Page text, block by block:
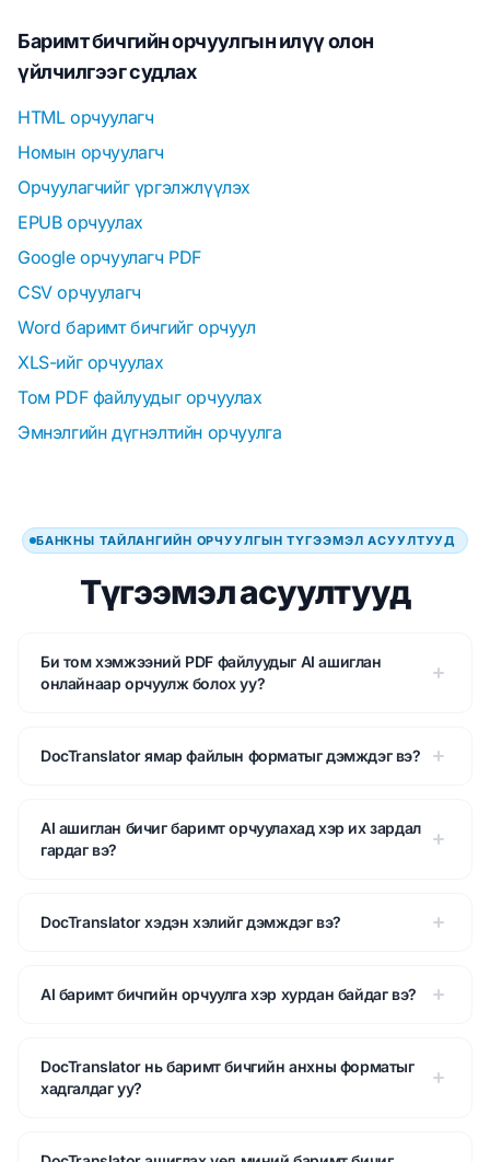
Баримт бичгийн орчуулгын илүү олон
үйлчилгээг судлах
HTML орчуулагч
Номын орчуулагч
Орчуулагчийг үргэлжлүүлэх
EPUB орчуулах
Google орчуулагч PDF
CSV орчуулагч
Word баримт бичгийг орчуул
XLS-ийг орчуулах
Том PDF файлуудыг орчуулах
Эмнэлгийн дүгнэлтийн орчуулга
БАНКНЫ ТАЙЛАНГИЙН ОРЧУУЛГЫН ТҮГЭЭМЭЛ АСУУЛТУУД
Түгээмэл асуултууд
Би том хэмжээний PDF файлуудыг AI ашиглан
онлайнаар орчуулж болох уу?
DocTranslator ямар файлын форматыг дэмждэг вэ?
AI ашиглан бичиг баримт орчуулахад хэр их зардал
гардаг вэ?
DocTranslator хэдэн хэлийг дэмждэг вэ?
AI баримт бичгийн орчуулга хэр хурдан байдаг вэ?
DocTranslator нь баримт бичгийн анхны форматыг
хадгалдаг уу?